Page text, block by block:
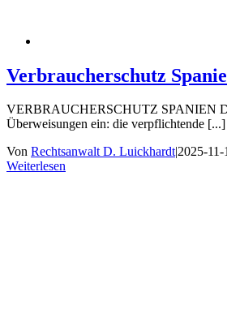
Verbraucherschutz
VERBRAUCHERSCHUTZ SPANIEN
Überweisungen ein: die verpflichtende [...]
Von Rechtsanwalt D. Luickhardt|2025-
Weiterlesen